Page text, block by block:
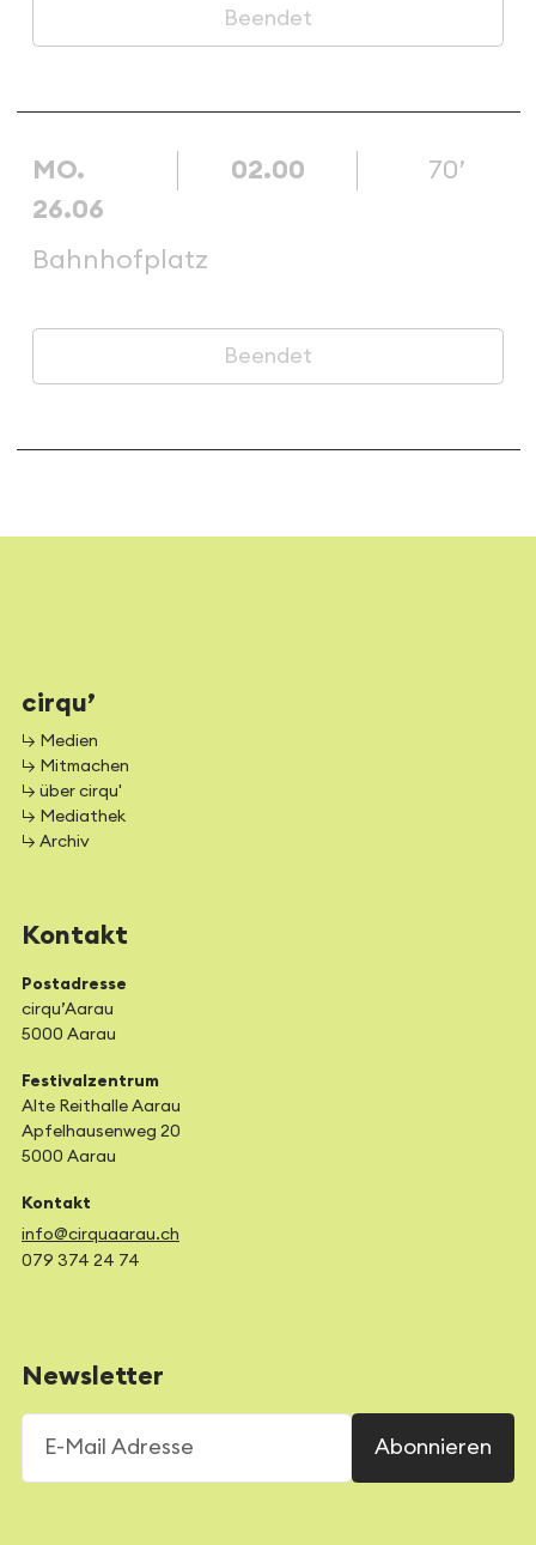
Beendet
MO.
26.06
02.00 70’
Bahnhofplatz
Beendet
cirqu’
↳ Medien
↳ Mitmachen
↳ über cirqu'
↳ Mediathek
↳ Archiv
Kontakt
Postadresse
cirqu’Aarau
5000 Aarau
Festivalzentrum
Alte Reithalle Aarau
Apfelhausenweg 20
5000 Aarau
Kontakt
info@cirquaarau.ch
079 374 24 74
Newsletter
Abonnieren